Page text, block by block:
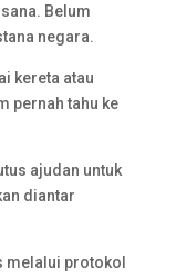
Belum
negara.
kereta atau
pernah tahu ke
ajudan untuk
diantar
melalui protokol